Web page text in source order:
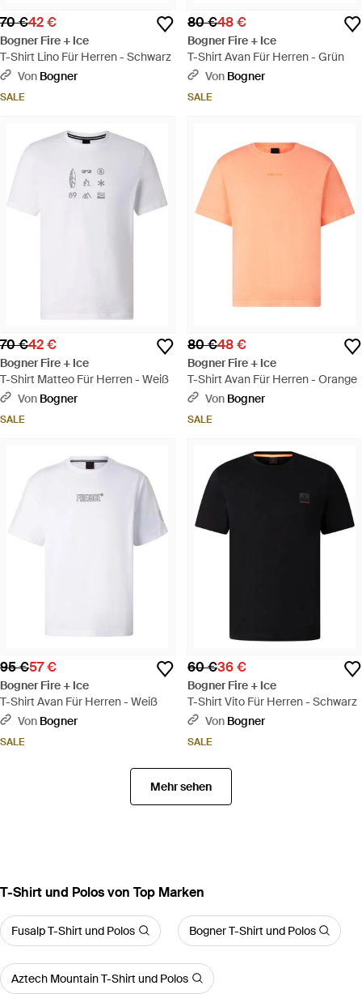
70 €42 €
Bogner Fire + Ice
T-Shirt Lino Für Herren - Schwarz
Von Bogner
SALE
80 €48 €
Bogner Fire + Ice
T-Shirt Avan Für Herren - Grün
Von Bogner
SALE
70 €42 €
Bogner Fire + Ice
T-Shirt Matteo Für Herren - Weiß
Von Bogner
SALE
80 €48 €
Bogner Fire + Ice
T-Shirt Avan Für Herren - Orange
Von Bogner
SALE
95 €57 €
Bogner Fire + Ice
T-Shirt Avan Für Herren - Weiß
Von Bogner
SALE
60 €36 €
Bogner Fire + Ice
T-Shirt Vito Für Herren - Schwarz
Von Bogner
SALE
Mehr sehen
T-Shirt und Polos von Top Marken
Fusalp T-Shirt und Polos Bogner T-Shirt und Polos
Aztech Mountain T-Shirt und Polos